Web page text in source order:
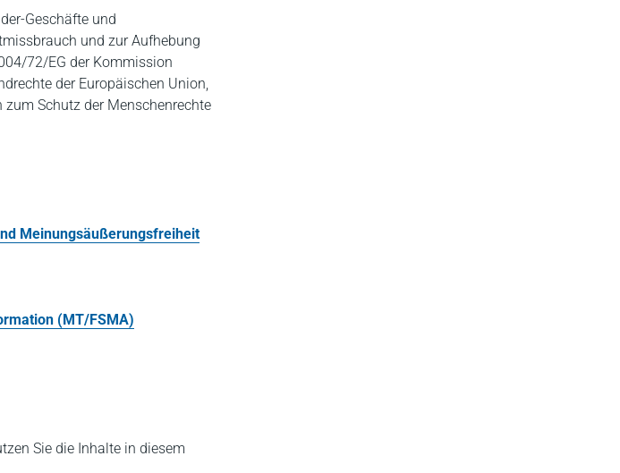
Geschäfte und
und zur Aufhebung
72/EG der Kommission
der Europäischen Union,
Schutz der Menschenrechte
Meinungsäußerungsfreiheit
(MT/FSMA)
Sie die Inhalte in diesem